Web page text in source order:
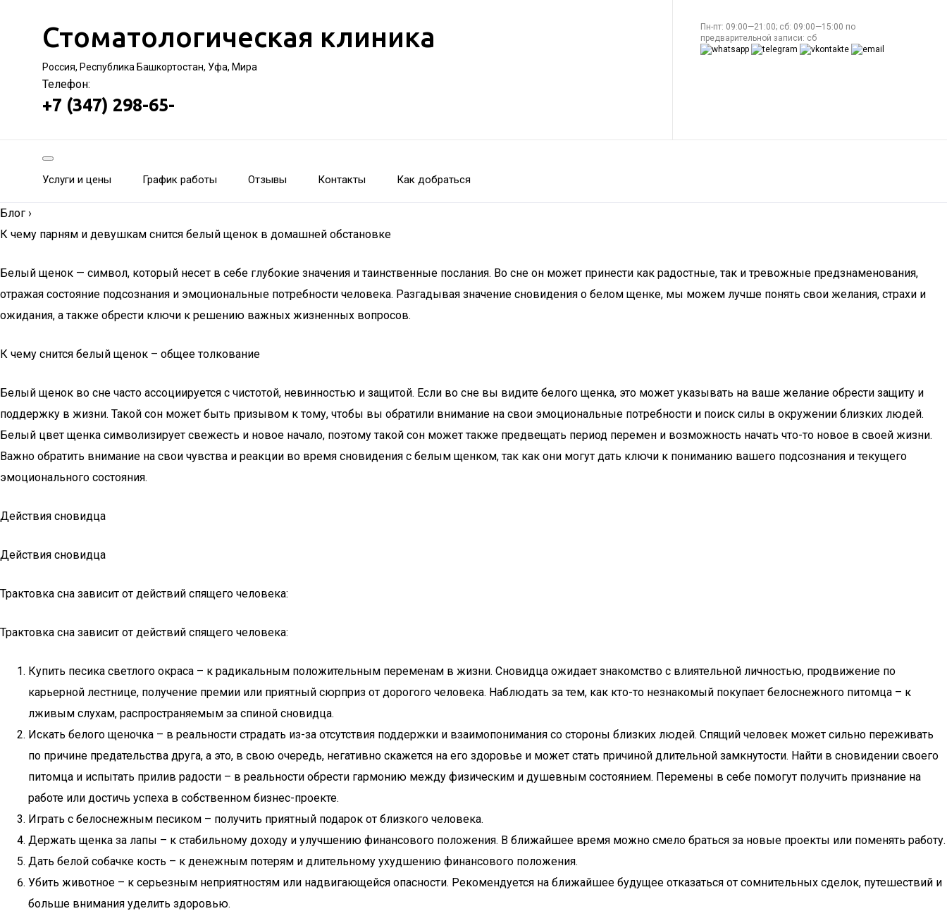
Стоматологическая клиника
Россия, Республика Башкортостан, Уфа, Мира
Телефон:
+7 (347) 298-65-
Пн-пт: 09:00—21:00; сб: 09:00—15:00 по
предварительной записи: сб
Услуги и цены График работы Отзывы Контакты Как добраться
Блог ›
К чему парням и девушкам снится белый щенок в домашней обстановке
Белый щенок — символ, который несет в себе глубокие значения и таинственные послания. Во сне он может принести как радостные, так и тревожные предзнаменования,
отражая состояние подсознания и эмоциональные потребности человека. Разгадывая значение сновидения о белом щенке, мы можем лучше понять свои желания, страхи и
ожидания, а также обрести ключи к решению важных жизненных вопросов.
К чему снится белый щенок – общее толкование
Белый щенок во сне часто ассоциируется с чистотой, невинностью и защитой. Если во сне вы видите белого щенка, это может указывать на ваше желание обрести защиту и
поддержку в жизни. Такой сон может быть призывом к тому, чтобы вы обратили внимание на свои эмоциональные потребности и поиск силы в окружении близких людей.
Белый цвет щенка символизирует свежесть и новое начало, поэтому такой сон может также предвещать период перемен и возможность начать что-то новое в своей жизни.
Важно обратить внимание на свои чувства и реакции во время сновидения с белым щенком, так как они могут дать ключи к пониманию вашего подсознания и текущего
эмоционального состояния.
Действия сновидца
Действия сновидца
Трактовка сна зависит от действий спящего человека:
Трактовка сна зависит от действий спящего человека:
Купить песика светлого окраса – к радикальным положительным переменам в жизни. Сновидца ожидает знакомство с влиятельной личностью, продвижение по
карьерной лестнице, получение премии или приятный сюрприз от дорогого человека. Наблюдать за тем, как кто-то незнакомый покупает белоснежного питомца – к
лживым слухам, распространяемым за спиной сновидца.
Искать белого щеночка – в реальности страдать из-за отсутствия поддержки и взаимопонимания со стороны близких людей. Спящий человек может сильно переживать
по причине предательства друга, а это, в свою очередь, негативно скажется на его здоровье и может стать причиной длительной замкнутости. Найти в сновидении своего
питомца и испытать прилив радости – в реальности обрести гармонию между физическим и душевным состоянием. Перемены в себе помогут получить признание на
работе или достичь успеха в собственном бизнес-проекте.
Играть с белоснежным песиком – получить приятный подарок от близкого человека.
Держать щенка за лапы – к стабильному доходу и улучшению финансового положения. В ближайшее время можно смело браться за новые проекты или поменять работу.
Дать белой собачке кость – к денежным потерям и длительному ухудшению финансового положения.
Убить животное – к серьезным неприятностям или надвигающейся опасности. Рекомендуется на ближайшее будущее отказаться от сомнительных сделок, путешествий и
больше внимания уделить здоровью.